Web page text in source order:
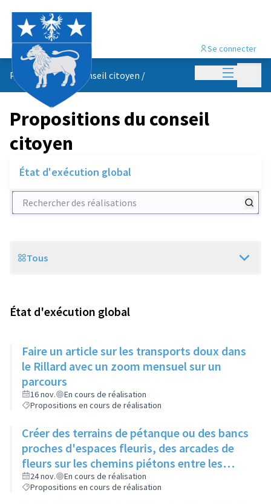
Menu
Se connecter
Propositions du conseil citoyen /
Propositions du conseil
citoyen
État d'exécution global
Rechercher des réalisations
Scope
Tous
État d'exécution global
Faire un article sur les transports doux dans
le Rillard avec un zoom mensuel sur un
parcours
16 nov.
En cours de réalisation
Propositions en cours de réalisation
Créer des terrains de pétanque ou des bancs
proches d'espaces fleuris, des arcades de
fleurs sur les chemins piétons entre les
immeubles
24 nov.
En cours de réalisation
Propositions en cours de réalisation